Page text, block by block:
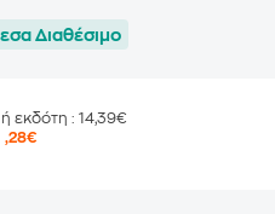
Διαθέσιμο
εκδότη: 14,39€
,28€